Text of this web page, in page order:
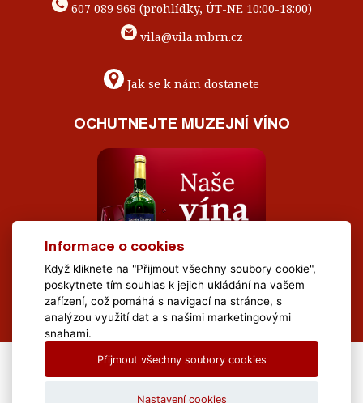
607 089 968 (prohlídky, ÚT-NE 10:00-18:00)
vila@vila.mbrn.cz
Jak se k nám dostanete
OCHUTNEJTE MUZEJNÍ VÍNO
All Rights Reserved Muzeum Brněnska © 2020, Webdesign by
Informace o cookies
Když kliknete na "Přijmout všechny soubory cookie",
poskytnete tím souhlas k jejich ukládání na vašem
zařízení, což pomáhá s navigací na stránce, s
analýzou využití dat a s našimi marketingovými
snahami.
Přijmout všechny soubory cookies
Nastavení cookies